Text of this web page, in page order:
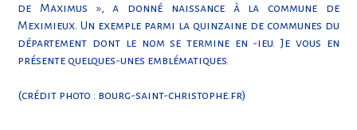
de Maximus », a donné naissance à la commune de
Meximieux. Un exemple parmi la quinzaine de communes du
département dont le nom se termine en -ieu. Je vous en
présente quelques-unes emblématiques.
(crédit photo : bourg-saint-christophe.fr)